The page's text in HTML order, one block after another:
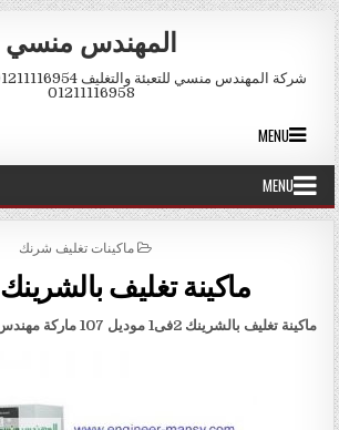
Skip to content
المهندس منسي
01211116958
MENU
MENU
POSTED IN
ماكينات تغليف شرنك
ماكينة تغليف بالشرينك 2فى1
ماكينة تغليف بالشرينك 2فى1 موديل 107 ماركة مهندس منسي